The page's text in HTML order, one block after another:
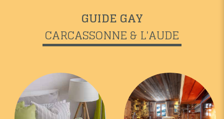
GUIDE GAY
CARCASSONNE & L'AUDE